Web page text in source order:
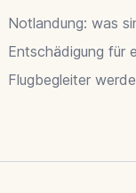
Notlandung: was
Entschädigung für
Flugbegleiter